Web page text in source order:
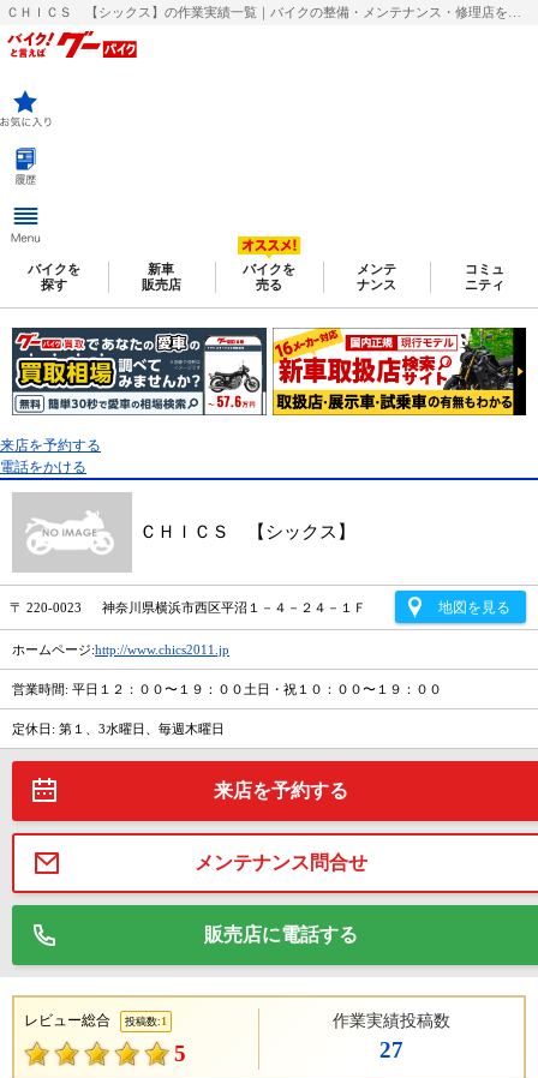
バイクを
探す
新車
販売店
バイクを
売る
メンテ
ナンス
コミュ
ニティ
来店を予約する
電話をかける
ＣＨＩＣＳ 【シックス】
〒 220-0023 神奈川県横浜市西区平沼１－４－２４－１Ｆ 地図を見る
ホームページ:http://www.chics2011.jp
営業時間: 平日１２：００〜１９：００土日・祝１０：００〜１９：００
定休日: 第１、3水曜日、毎週木曜日
来店を予約する
メンテナンス問合せ
販売店に電話する
レビュー総合 投稿数: 1
5
作業実績投稿数
27